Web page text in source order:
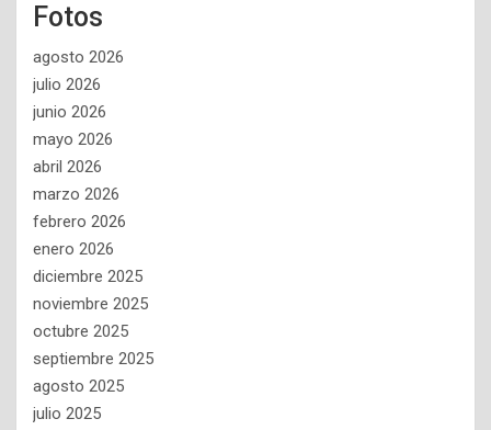
Fotos
agosto 2026
julio 2026
junio 2026
mayo 2026
abril 2026
marzo 2026
febrero 2026
enero 2026
diciembre 2025
noviembre 2025
octubre 2025
septiembre 2025
agosto 2025
julio 2025